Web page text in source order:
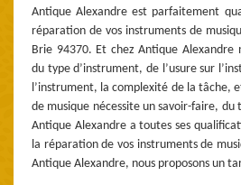
Antique Alexandre est parfaitement
réparation de vos instruments de
Brie 94370. Et chez Antique Alexandre
du type d’instrument, de l’usure sur
l’instrument, la complexité de la tâche,
de musique nécessite un savoir-faire,
Antique Alexandre a toutes ses
la réparation de vos instruments de
Antique Alexandre, nous proposons un